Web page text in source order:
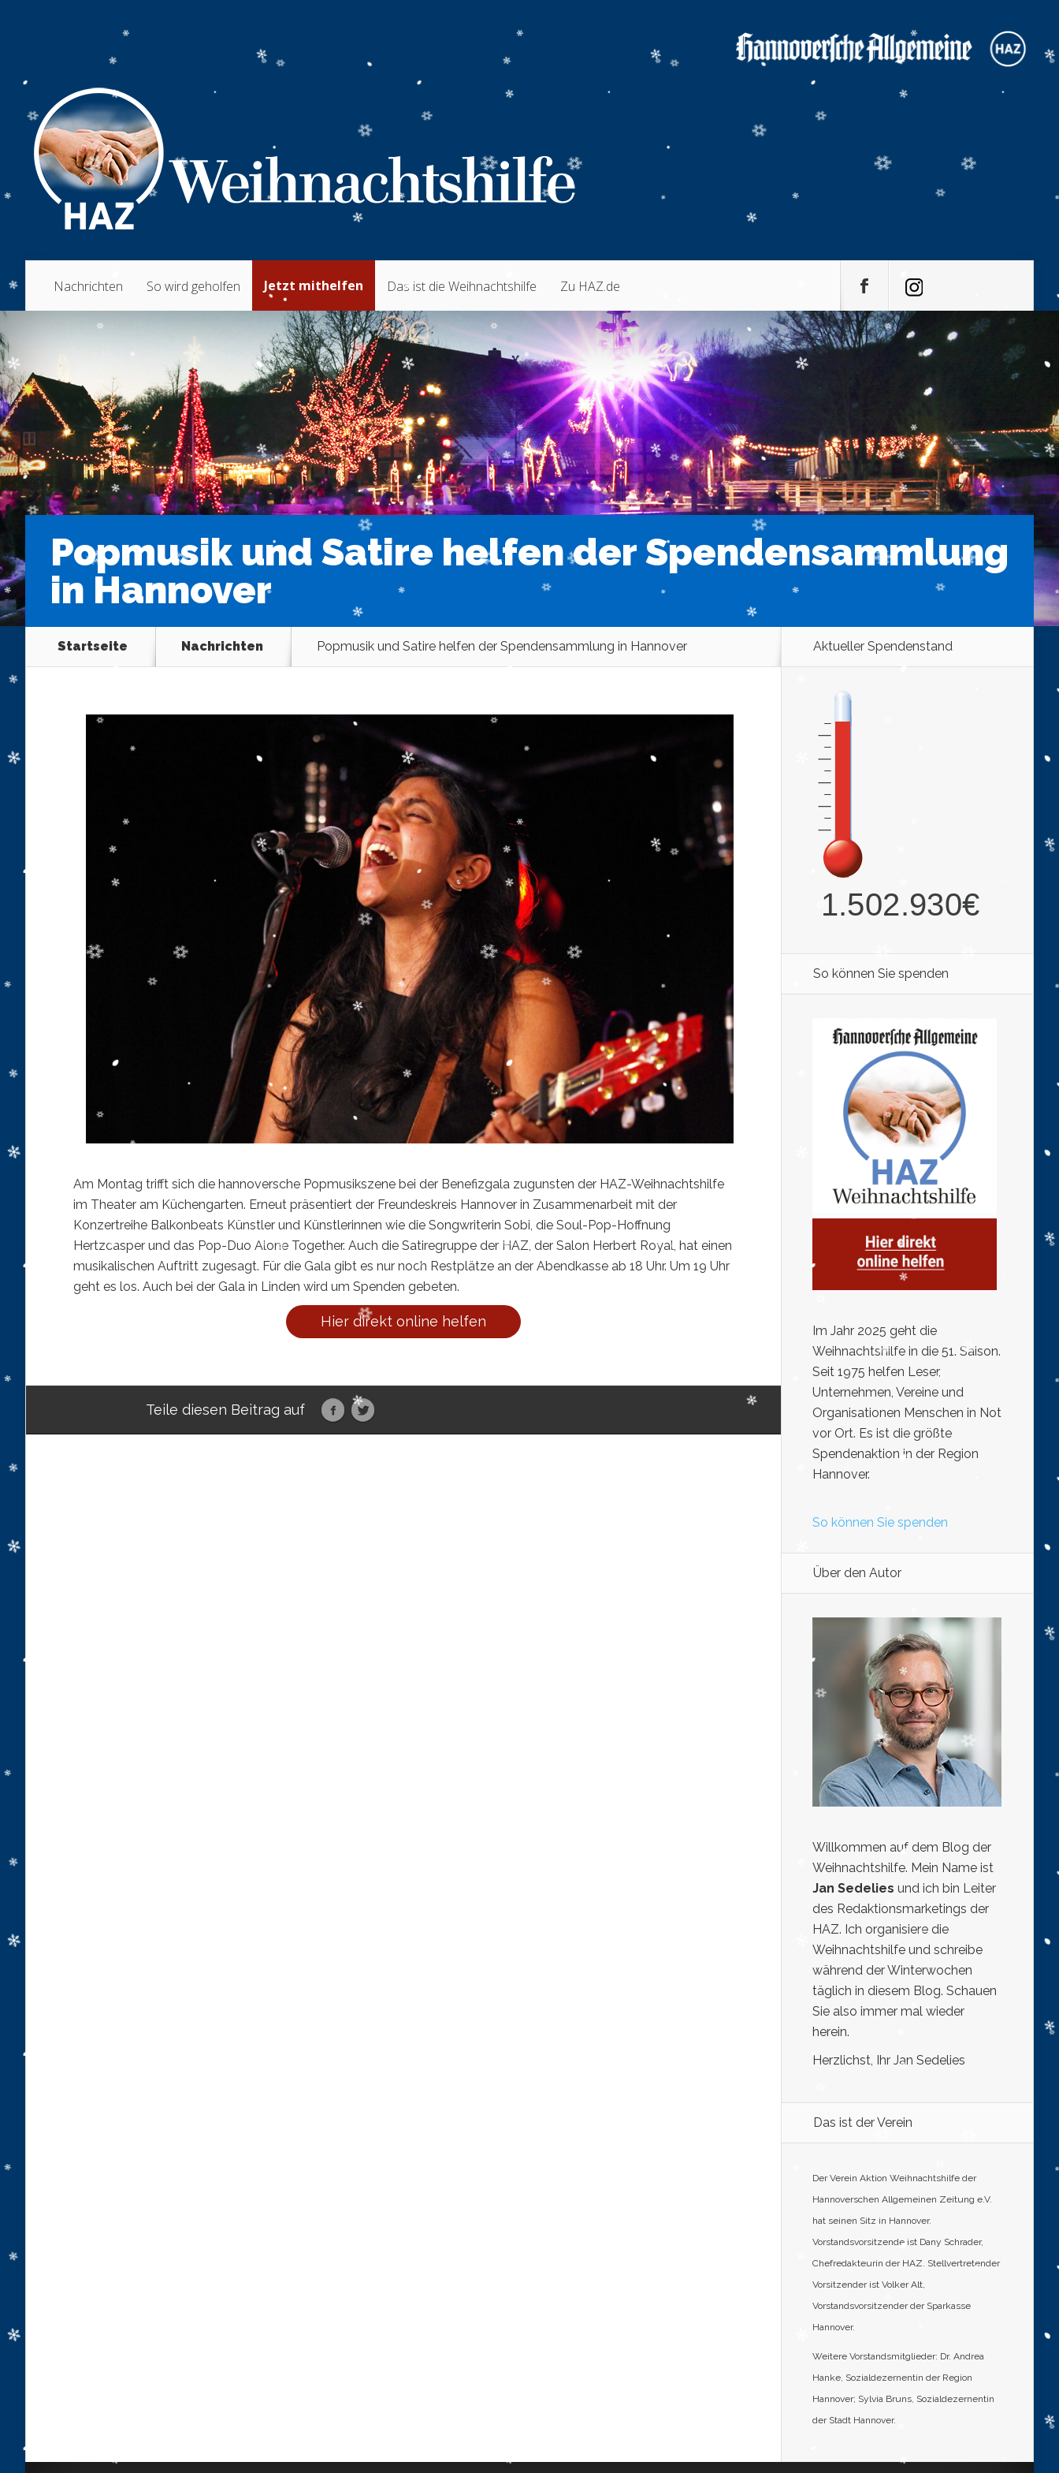
Nachrichten So wird geholfen Jetzt mithelfen Das ist die Weihnachtshilfe Zu HAZ.de
Popmusik und Satire helfen der Spendensammlung
in Hannover
Startseite Nachrichten Popmusik und Satire helfen der Spendensammlung in Hannover
Am Montag trifft sich die hannoversche Popmusikszene bei der Benefizgala zugunsten der HAZ-Weihnachtshilfe
im Theater am Küchengarten. Erneut präsentiert der Freundeskreis Hannover in Zusammenarbeit mit der
Konzertreihe Balkonbeats Künstler und Künstlerinnen wie die Songwriterin Sobi, die Soul-Pop-Hoffnung
Hertzcasper und das Pop-Duo Alone Together. Auch die Satiregruppe der HAZ, der Salon Herbert Royal, hat einen
musikalischen Auftritt zugesagt. Für die Gala gibt es nur noch Restplätze an der Abendkasse ab 18 Uhr. Um 19 Uhr
geht es los. Auch bei der Gala in Linden wird um Spenden gebeten.
Hier direkt online helfen
Teile diesen Beitrag auf
Aktueller Spendenstand
So können Sie spenden
Im Jahr 2025 geht die
Weihnachtshilfe in die 51. Saison.
Seit 1975 helfen Leser,
Unternehmen, Vereine und
Organisationen Menschen in Not
vor Ort. Es ist die größte
Spendenaktion in der Region
Hannover.
So können Sie spenden
Über den Autor
Willkommen auf dem Blog der
Weihnachtshilfe. Mein Name ist
Jan Sedelies und ich bin Leiter
des Redaktionsmarketings der
HAZ. Ich organisiere die
Weihnachtshilfe und schreibe
während der Winterwochen
täglich in diesem Blog. Schauen
Sie also immer mal wieder
herein.
Herzlichst, Ihr Jan Sedelies
Das ist der Verein
Der Verein Aktion Weihnachtshilfe der
Hannoverschen Allgemeinen Zeitung e.V.
hat seinen Sitz in Hannover.
Vorstandsvorsitzende ist Dany Schrader,
Chefredakteurin der HAZ. Stellvertretender
Vorsitzender ist Volker Alt,
Vorstandsvorsitzender der Sparkasse
Hannover.
Weitere Vorstandsmitglieder: Dr. Andrea
Hanke, Sozialdezernentin der Region
Hannover; Sylvia Bruns, Sozialdezernentin
der Stadt Hannover.